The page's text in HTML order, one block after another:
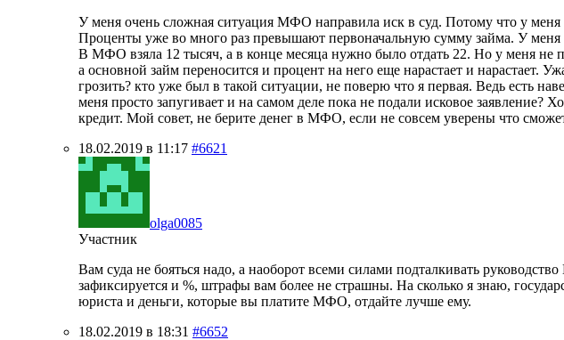
У меня очень сложная ситуация МФО направила иск в суд. Потому что у меня
Проценты уже во много раз превышают первоначальную сумму займа. У меня
В МФО взяла 12 тысяч, а в конце месяца нужно было отдать 22. Но у меня не
а основной займ переносится и процент на него еще нарастает и нарастает.
грозить? кто уже был в такой ситуации, не поверю что я первая. Ведь есть
меня просто запугивает и на самом деле пока не подали исковое заявление?
кредит. Мой совет, не берите денег в МФО, если не совсем уверены что
18.02.2019 в 11:17 #6621
olga0085
Участник
Вам суда не бояться надо, а наоборот всеми силами подталкивать
зафиксируется и %, штрафы вам более не страшны. На сколько я знаю,
юриста и деньги, которые вы платите МФО, отдайте лучше ему.
18.02.2019 в 18:31 #6652